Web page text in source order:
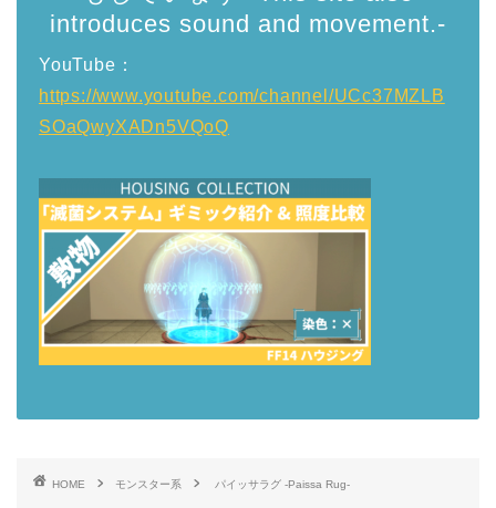
introduces sound and movement.-
YouTube：
https://www.youtube.com/channel/UCc37MZLB
SOaQwyXADn5VQoQ
HOME モンスター系 パイッサラグ -Paissa Rug-